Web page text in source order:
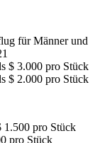
für Männer und
$ 3.000 pro Stück
$ 2.000 pro Stück
1.500 pro Stück
pro Stück